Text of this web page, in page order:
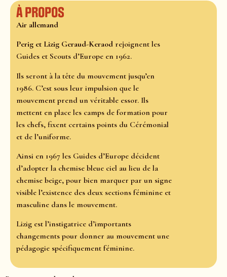
À propos
Air allemand
Perig et Lizig Geraud-Keraod rejoignent les
Guides et Scouts d’Europe en 1962.
Ils seront à la tête du mouvement jusqu’en
1986. C’est sous leur impulsion que le
mouvement prend un véritable essor. Ils
mettent en place les camps de formation pour
les chefs, fixent certains points du Cérémonial
et de l’uniforme.
Ainsi en 1967 les Guides d’Europe décident
d’adopter la chemise bleue ciel au lieu de la
chemise beige, pour bien marquer par un signe
visible l’existence des deux sections féminine et
masculine dans le mouvement.
Lizig est l’instigatrice d’importants
changements pour donner au mouvement une
pédagogie spécifiquement féminine.